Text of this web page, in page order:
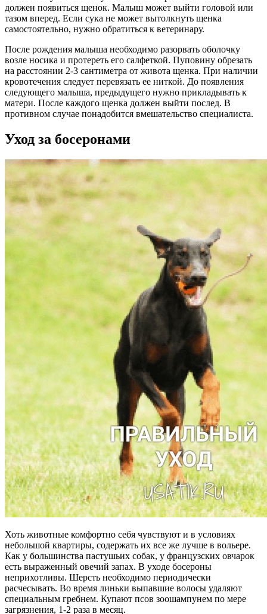
должен появиться щенок. Малыш может выйти головой или
тазом вперед. Если сука не может вытолкнуть щенка
самостоятельно, нужно обратиться к ветеринару.
После рождения малыша необходимо разорвать оболочку
возле носика и протереть его салфеткой. Пуповину обрезать
на расстоянии 2-3 сантиметра от живота щенка. При наличии
кровотечения следует перевязать ее ниткой. До появления
следующего малыша, предыдущего нужно прикладывать к
матери. После каждого щенка должен выйти послед. В
противном случае понадобится вмешательство специалиста.
Уход за босеронами
Хоть животные комфортно себя чувствуют и в условиях
небольшой квартиры, содержать их все же лучше в вольере.
Как у большинства пастушьих собак, у французских овчарок
есть выраженный овечий запах. В уходе босероны
неприхотливы. Шерсть необходимо периодически
расчесывать. Во время линьки выпавшие волосы удаляют
специальным гребнем. Купают псов зоошампунем по мере
загрязнения, 1-2 раза в месяц.